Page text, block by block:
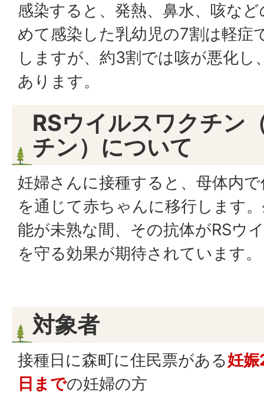
感染すると、発熱、鼻水、咳な
めて感染した乳幼児の7割は軽症
しますが、約3割では咳が悪化し
あります。
RSウイルスワクチン
チン）について
妊婦さんに接種すると、母体内
を通じて赤ちゃんに移行します
能が未熟な間、その抗体がRSウ
を守る効果が期待されています。
対象者
接種日に森町に住民票がある妊
日までの妊婦の方